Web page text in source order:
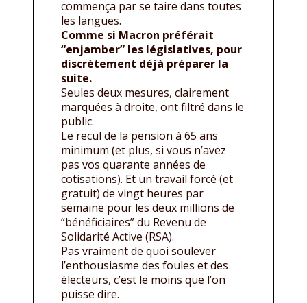
commença par se taire dans toutes
les langues.
Comme si Macron préférait
“enjamber” les législatives, pour
discrètement déjà préparer la
suite.
Seules deux mesures, clairement
marquées à droite, ont filtré dans le
public.
Le recul de la pension à 65 ans
minimum (et plus, si vous n’avez
pas vos quarante années de
cotisations). Et un travail forcé (et
gratuit) de vingt heures par
semaine pour les deux millions de
“bénéficiaires” du Revenu de
Solidarité Active (RSA).
Pas vraiment de quoi soulever
l’enthousiasme des foules et des
électeurs, c’est le moins que l’on
puisse dire.